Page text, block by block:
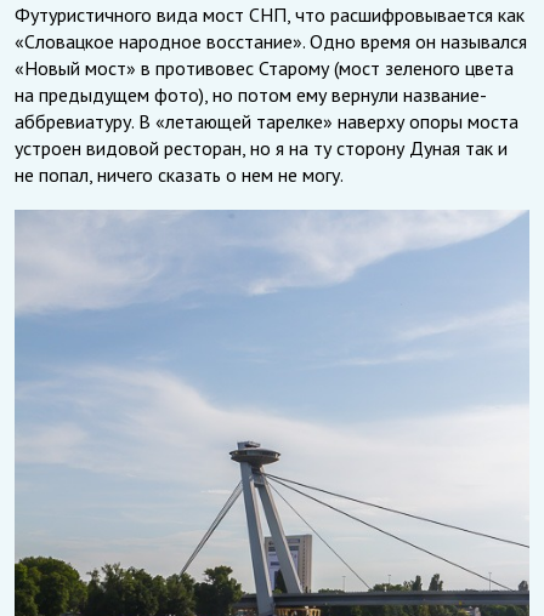
Футуристичного вида мост СНП, что расшифровывается как
«Словацкое народное восстание». Одно время он назывался
«Новый мост» в противовес Старому (мост зеленого цвета
на предыдущем фото), но потом ему вернули название-
аббревиатуру. В «летающей тарелке» наверху опоры моста
устроен видовой ресторан, но я на ту сторону Дуная так и
не попал, ничего сказать о нем не могу.